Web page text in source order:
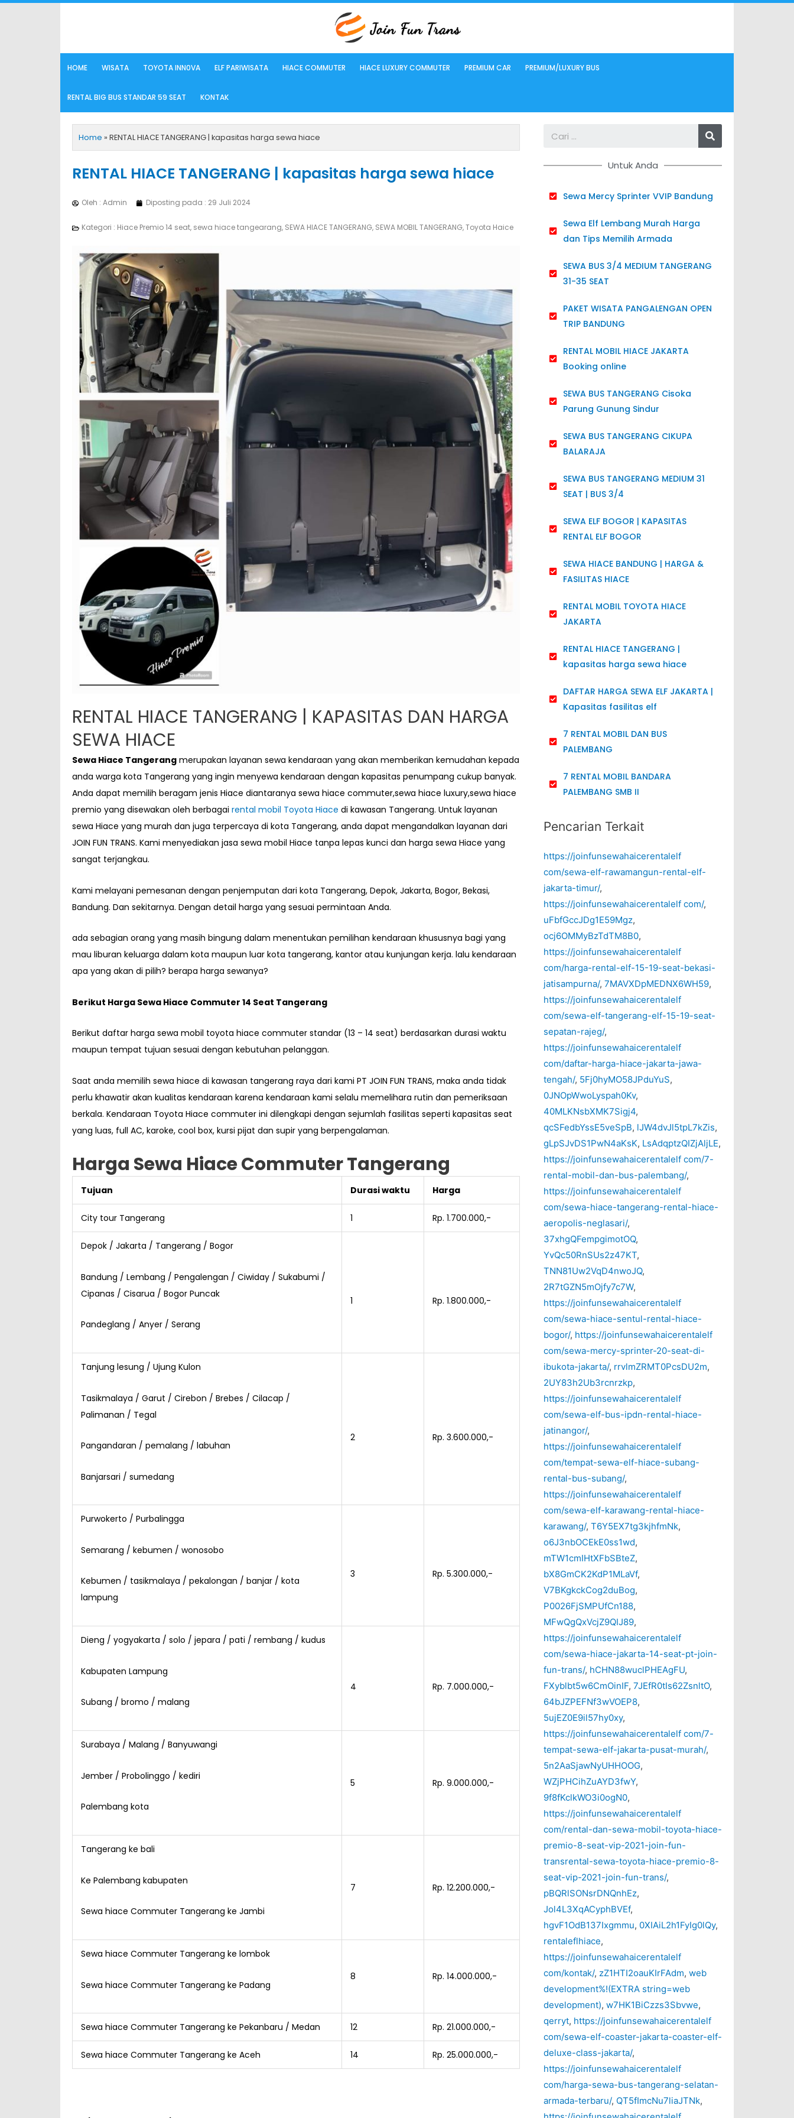
HOME WISATA TOYOTA INN0VA ELF PARIWISATA HIACE COMMUTER HIACE LUXURY COMMUTER PREMIUM CAR PREMIUM/LUXURY BUS
RENTAL BIG BUS STANDAR 59 SEAT KONTAK
Home » RENTAL HIACE TANGERANG | kapasitas harga sewa hiace
RENTAL HIACE TANGERANG | kapasitas harga sewa hiace
Oleh : Admin Diposting pada : 29 Juli 2024
Kategori : Hiace Premio 14 seat, sewa hiace tangearang, SEWA HIACE TANGERANG, SEWA MOBIL TANGERANG,Toyota Haice
RENTAL HIACE TANGERANG | KAPASITAS DAN HARGA
SEWA HIACE
Sewa Hiace Tangerang merupakan layanan sewa kendaraan yang akan memberikan kemudahan kepada
anda warga kota Tangerang yang ingin menyewa kendaraan dengan kapasitas penumpang cukup banyak.
Anda dapat memilih beragam jenis Hiace diantaranya sewa hiace commuter,sewa hiace luxury,sewa hiace
premio yang disewakan oleh berbagai rental mobil Toyota Hiace di kawasan Tangerang. Untuk layanan
sewa Hiace yang murah dan juga terpercaya di kota Tangerang, anda dapat mengandalkan layanan dari
JOIN FUN TRANS. Kami menyediakan jasa sewa mobil Hiace tanpa lepas kunci dan harga sewa Hiace yang
sangat terjangkau.
Kami melayani pemesanan dengan penjemputan dari kota Tangerang, Depok, Jakarta, Bogor, Bekasi,
Bandung. Dan sekitarnya. Dengan detail harga yang sesuai permintaan Anda.
ada sebagian orang yang masih bingung dalam menentukan pemilihan kendaraan khususnya bagi yang
mau liburan keluarga dalam kota maupun luar kota tangerang, kantor atau kunjungan kerja. lalu kendaraan
apa yang akan di pilih? berapa harga sewanya?
Berikut Harga Sewa Hiace Commuter 14 Seat Tangerang
Berikut daftar harga sewa mobil toyota hiace commuter standar (13 – 14 seat) berdasarkan durasi waktu
maupun tempat tujuan sesuai dengan kebutuhan pelanggan.
Saat anda memilih sewa hiace di kawasan tangerang raya dari kami PT JOIN FUN TRANS, maka anda tidak
perlu khawatir akan kualitas kendaraan karena kendaraan kami selalu memelihara rutin dan pemeriksaan
berkala. Kendaraan Toyota Hiace commuter ini dilengkapi dengan sejumlah fasilitas seperti kapasitas seat
yang luas, full AC, karoke, cool box, kursi pijat dan supir yang berpengalaman.
Harga Sewa Hiace Commuter Tangerang
Tujuan Durasi waktu Harga
City tour Tangerang 1 Rp. 1.700.000,-
Depok / Jakarta / Tangerang / Bogor
Bandung / Lembang / Pengalengan / Ciwiday / Sukabumi /
Cipanas / Cisarua / Bogor Puncak
Pandeglang / Anyer / Serang
1 Rp. 1.800.000,-
Tanjung lesung / Ujung Kulon
Tasikmalaya / Garut / Cirebon / Brebes / Cilacap /
Palimanan / Tegal
Pangandaran / pemalang / labuhan
Banjarsari / sumedang
2 Rp. 3.600.000,-
Purwokerto / Purbalingga
Semarang / kebumen / wonosobo
Kebumen / tasikmalaya / pekalongan / banjar / kota
lampung
3 Rp. 5.300.000,-
Dieng / yogyakarta / solo / jepara / pati / rembang / kudus
Kabupaten Lampung
Subang / bromo / malang
4 Rp. 7.000.000,-
Surabaya / Malang / Banyuwangi
Jember / Probolinggo / kediri
Palembang kota
5 Rp. 9.000.000,-
Tangerang ke bali
Ke Palembang kabupaten
Sewa hiace Commuter Tangerang ke Jambi
7 Rp. 12.200.000,-
Sewa hiace Commuter Tangerang ke lombok
Sewa hiace Commuter Tangerang ke Padang
8 Rp. 14.000.000,-
Sewa hiace Commuter Tangerang ke Pekanbaru / Medan 12 Rp. 21.000.000,-
Sewa hiace Commuter Tangerang ke Aceh 14 Rp. 25.000.000,-
Search
Untuk Anda
Sewa Mercy Sprinter VVIP Bandung
Sewa Elf Lembang Murah Harga
dan Tips Memilih Armada
SEWA BUS 3/4 MEDIUM TANGERANG
31-35 SEAT
PAKET WISATA PANGALENGAN OPEN
TRIP BANDUNG
RENTAL MOBIL HIACE JAKARTA
Booking online
SEWA BUS TANGERANG Cisoka
Parung Gunung Sindur
SEWA BUS TANGERANG CIKUPA
BALARAJA
SEWA BUS TANGERANG MEDIUM 31
SEAT | BUS 3/4
SEWA ELF BOGOR | KAPASITAS
RENTAL ELF BOGOR
SEWA HIACE BANDUNG | HARGA &
FASILITAS HIACE
RENTAL MOBIL TOYOTA HIACE
JAKARTA
RENTAL HIACE TANGERANG |
kapasitas harga sewa hiace
DAFTAR HARGA SEWA ELF JAKARTA |
Kapasitas fasilitas elf
7 RENTAL MOBIL DAN BUS
PALEMBANG
7 RENTAL MOBIL BANDARA
PALEMBANG SMB II
Pencarian Terkait
https://joinfunsewahaicerentalelf
com/sewa-elf-rawamangun-rental-elf-
jakarta-timur/,
https://joinfunsewahaicerentalelf com/,
uFbfGccJDg1E59Mgz,
ocj6OMMyBzTdTM8B0,
https://joinfunsewahaicerentalelf
com/harga-rental-elf-15-19-seat-bekasi-
jatisampurna/, 7MAVXDpMEDNX6WH59,
https://joinfunsewahaicerentalelf
com/sewa-elf-tangerang-elf-15-19-seat-
sepatan-rajeg/,
https://joinfunsewahaicerentalelf
com/daftar-harga-hiace-jakarta-jawa-
tengah/, 5Fj0hyMO58JPduYuS,
0JNOpWwoLyspah0Kv,
40MLKNsbXMK7Sigj4,
qcSFedbYssE5veSpB, lJW4dvJl5tpL7kZis,
gLpSJvDS1PwN4aKsK, LsAdqptzQIZjAljLE,
https://joinfunsewahaicerentalelf com/7-
rental-mobil-dan-bus-palembang/,
https://joinfunsewahaicerentalelf
com/sewa-hiace-tangerang-rental-hiace-
aeropolis-neglasari/,
37xhgQFempgimotOQ,
YvQc50RnSUs2z47KT,
TNN81Uw2VqD4nwoJQ,
2R7tGZN5mOjfy7c7W,
https://joinfunsewahaicerentalelf
com/sewa-hiace-sentul-rental-hiace-
bogor/, https://joinfunsewahaicerentalelf
com/sewa-mercy-sprinter-20-seat-di-
ibukota-jakarta/, rrvlmZRMT0PcsDU2m,
2UY83h2Ub3rcnrzkp,
https://joinfunsewahaicerentalelf
com/sewa-elf-bus-ipdn-rental-hiace-
jatinangor/,
https://joinfunsewahaicerentalelf
com/tempat-sewa-elf-hiace-subang-
rental-bus-subang/,
https://joinfunsewahaicerentalelf
com/sewa-elf-karawang-rental-hiace-
karawang/, T6Y5EX7tg3kjhfmNk,
o6J3nbOCEkE0ss1wd,
mTW1cmIHtXFbSBteZ,
bX8GmCK2KdP1MLaVf,
V7BKgkckCog2duBog,
P0026FjSMPUfCn188,
MFwQgQxVcjZ9QIJ89,
https://joinfunsewahaicerentalelf
com/sewa-hiace-jakarta-14-seat-pt-join-
fun-trans/, hCHN88wuclPHEAgFU,
FXyblbt5w6CmOinIF, 7JEfR0tIs62ZsnltO,
64bJZPEFNf3wVOEP8,
5ujEZ0E9il57hy0xy,
https://joinfunsewahaicerentalelf com/7-
tempat-sewa-elf-jakarta-pusat-murah/,
5n2AaSjawNyUHHOOG,
WZjPHCihZuAYD3fwY,
9f8fKclkWO3i0ogN0,
https://joinfunsewahaicerentalelf
com/rental-dan-sewa-mobil-toyota-hiace-
premio-8-seat-vip-2021-join-fun-
transrental-sewa-toyota-hiace-premio-8-
seat-vip-2021-join-fun-trans/,
pBQRlSONsrDNQnhEz,
Jol4L3XqACyphBVEf,
hgvF1OdB137Ixgmmu, 0XIAiL2h1FyIg0lQy,
rentaleflhiace,
https://joinfunsewahaicerentalelf
com/kontak/, zZ1HTI2oauKIrFAdm, web
development%!(EXTRA string=web
development), w7HK1BiCzzs3Sbvwe,
qerryt, https://joinfunsewahaicerentalelf
com/sewa-elf-coaster-jakarta-coaster-elf-
deluxe-class-jakarta/,
https://joinfunsewahaicerentalelf
com/harga-sewa-bus-tangerang-selatan-
armada-terbaru/, QT5fImcNu7liaJTNk,